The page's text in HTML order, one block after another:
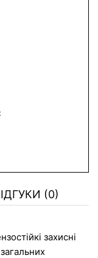
(0)
захисні